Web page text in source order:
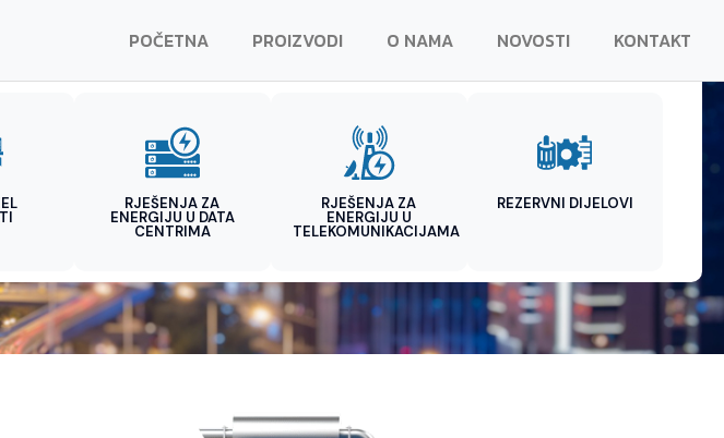
POČETNA PROIZVODI O NAMA NOVOSTI KONTAKT
RJEŠENJA ZA
ENERGIJU U DATA
CENTRIMA
RJEŠENJA ZA
ENERGIJU U
TELEKOMUNIKACIJAMA
REZERVNI DIJELOVI